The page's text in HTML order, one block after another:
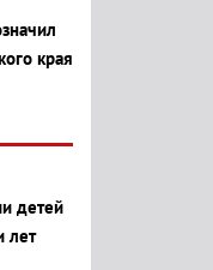
края
детей
лет